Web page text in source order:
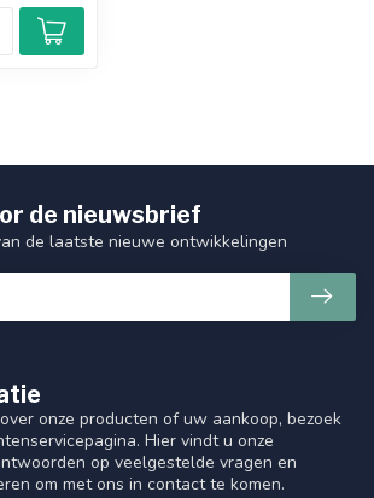
onze producten of uw aankoop, bezoek
Hier vindt u onze
op veelgestelde vragen en
om met ons in contact te komen.
de nieuwsbrief
de laatste nieuwe ontwikkelingen